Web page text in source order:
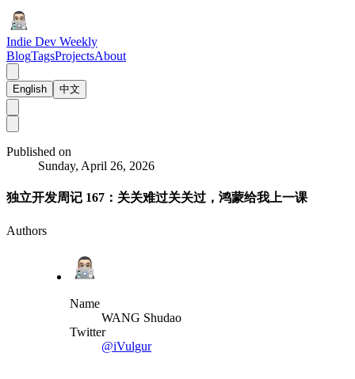
Indie Dev Weekly
BlogTagsProjectsAbout
English 中文
Published on
Sunday, April 26, 2026
独立开发周记 167：关关难过关关过，鸿蒙给我上一课
Authors
Name
WANG Shudao
Twitter
@iVulgur